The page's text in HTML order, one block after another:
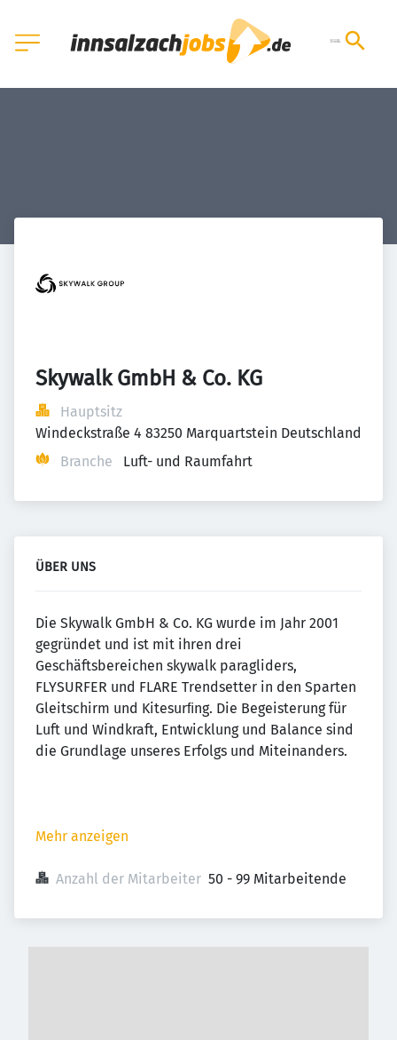
Skywalk GmbH & Co. KG
Hauptsitz
Windeckstraße 4 83250 Marquartstein Deutschland
Branche
Luft- und Raumfahrt
ÜBER UNS
Die Skywalk GmbH & Co. KG wurde im Jahr 2001
gegründet und ist mit ihren drei
Geschäftsbereichen skywalk paragliders,
FLYSURFER und FLARE Trendsetter in den Sparten
Gleitschirm und Kitesurﬁng. Die Begeisterung für
Luft und Windkraft, Entwicklung und Balance sind
die Grundlage unseres Erfolgs und Miteinanders.
Mehr anzeigen
Anzahl der Mitarbeiter 50 - 99 Mitarbeitende